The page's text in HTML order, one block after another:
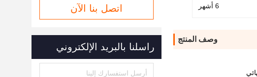
6 أشهر
وصف المنتج
اتصل بنا الآن
راسلنا بالبريد الإلكتروني